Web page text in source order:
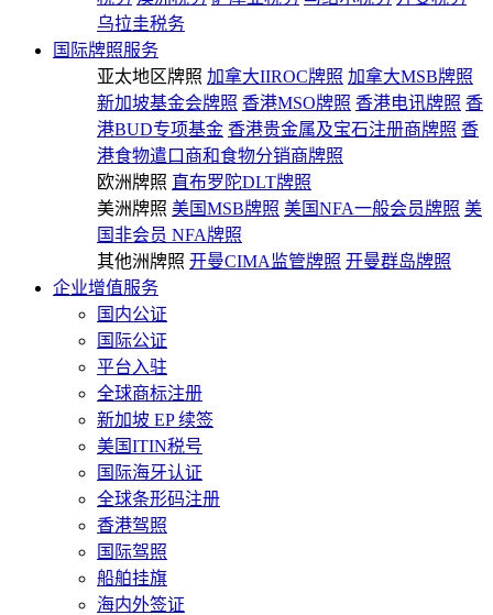
乌拉圭税务
国际牌照服务
亚太地区牌照 加拿大IIROC牌照 加拿大MSB牌照
新加坡基金会牌照 香港MSO牌照 香港电讯牌照 香
港BUD专项基金 香港贵金属及宝石注册商牌照 香
港食物遣口商和食物分销商牌照
欧洲牌照 直布罗陀DLT牌照
美洲牌照 美国MSB牌照 美国NFA一般会员牌照 美
国非会员 NFA牌照
其他洲牌照 开曼CIMA监管牌照 开曼群岛牌照
企业增值服务
国内公证
国际公证
平台入驻
全球商标注册
新加坡 EP 续签
美国ITIN税号
国际海牙认证
全球条形码注册
香港驾照
国际驾照
船舶挂旗
海内外签证